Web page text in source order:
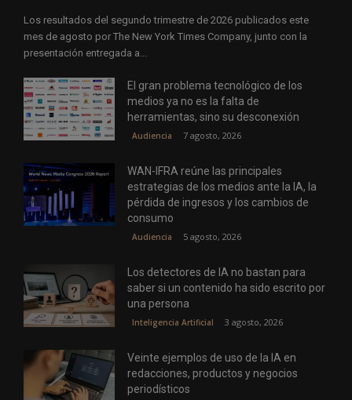
Los resultados del segundo trimestre de 2026 publicados este
mes de agosto por The New York Times Company, junto con la
presentación entregada a...
El gran problema tecnológico de los
medios ya no es la falta de
herramientas, sino su desconexión
Audiencia 7 agosto, 2026
WAN-IFRA reúne las principales
estrategias de los medios ante la IA, la
pérdida de ingresos y los cambios de
consumo
Audiencia 5 agosto, 2026
Los detectores de IA no bastan para
saber si un contenido ha sido escrito por
una persona
Inteligencia Artificial 3 agosto, 2026
Veinte ejemplos de uso de la IA en
redacciones, productos y negocios
periodísticos